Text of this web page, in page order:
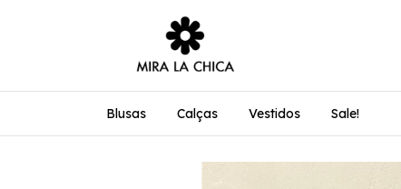
Blusas Calças Vestidos Sale!